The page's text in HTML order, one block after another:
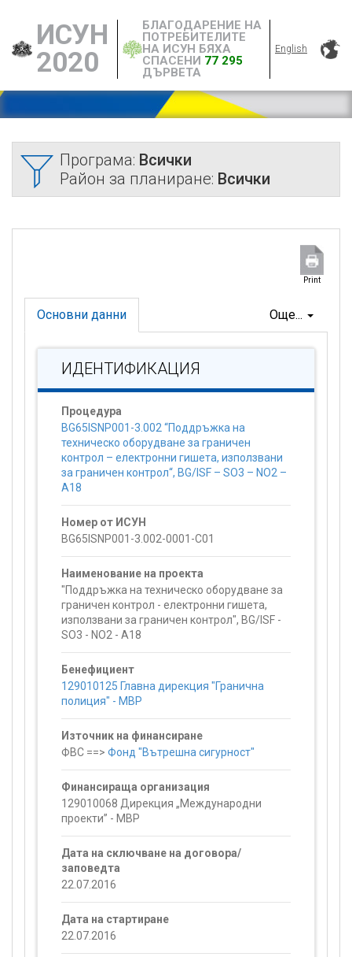
ИСУН
2020
БЛАГОДАРЕНИЕ НА
ПОТРЕБИТЕЛИТЕ
НА ИСУН БЯХА
СПАСЕНИ 77 295
ДЪРВЕТА
English
Програма: Всички
Район за планиране: Всички
Print
Още...
Основни данни
ИДЕНТИФИКАЦИЯ
Процедура
BG65ISNP001-3.002 “Поддръжка на
техническо оборудване за граничен
контрол – електронни гишета, използвани
за граничен контрол“, BG/ISF – SO3 – NO2 –
A18
Номер от ИСУН
BG65ISNP001-3.002-0001-C01
Наименование на проекта
"Поддръжка на техническо оборудване за
граничен контрол - електронни гишета,
използвани за граничен контрол", BG/ISF -
SO3 - NO2 - A18
Бенефициент
129010125 Главна дирекция "Гранична
полиция" - МВР
Източник на финансиране
ФВС ==> Фонд "Вътрешна сигурност"
Финансираща организация
129010068 Дирекция „Международни
проекти” - МВР
Дата на сключване на договора/
заповедта
22.07.2016
Дата на стартиране
22.07.2016